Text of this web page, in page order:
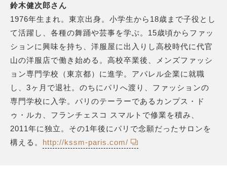
鈴木健次郎さん
1976年生まれ。東京出身。小学生から18歳まで子役とし
て活躍し、各種の舞踊や芸事を学ぶ。15歳頃からファッ
ションに興味を持ち、洋服屋に出入りし高校時代に代官
山の洋服店で働き始める。高校卒業後、メンズファッシ
ョン専門学校（東京都）に進学。アパレル企業に就職
し、3ヶ月で退社。のちにパリへ渡り、ファッションの
専門学校に入学。パリのテーラーであるカンプス・ド
ゥ・ルカ、フランチェスコ スマルトで修業を積み、
2011年に独立。その1年後にパリで念願だったサロンを
構える。 http://kssm-paris.com/